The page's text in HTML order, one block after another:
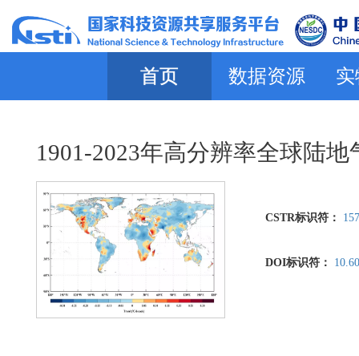
首页 数据资源
1901-2023年高分辨率全球陆
CSTR标识符：
DOI标识符：